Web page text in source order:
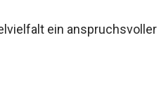
ein anspruchsvoller